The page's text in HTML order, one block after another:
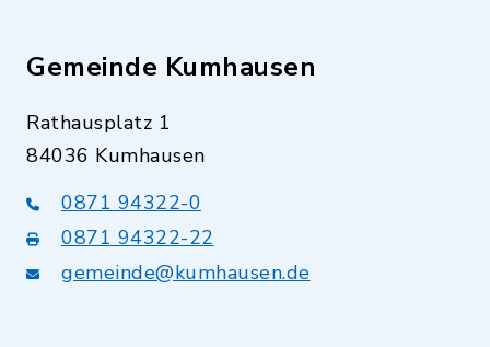
Gemeinde Kumhausen
Rathausplatz 1
84036 Kumhausen
0871 94322-0
0871 94322-22
gemeinde@kumhausen.de